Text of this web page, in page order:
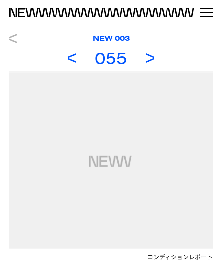
NEW 003
055
コンディションレポート